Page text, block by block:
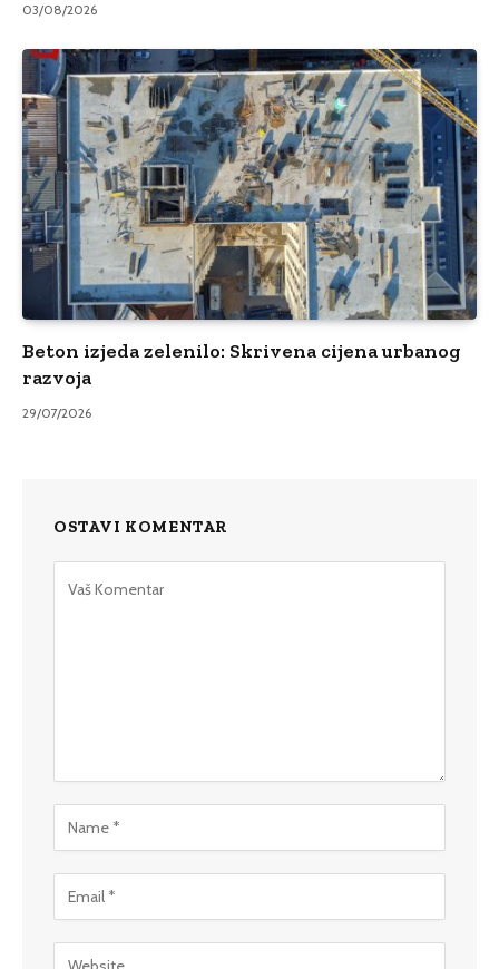
03/08/2026
Beton izjeda zelenilo: Skrivena cijena urbanog
razvoja
29/07/2026
OSTAVI KOMENTAR